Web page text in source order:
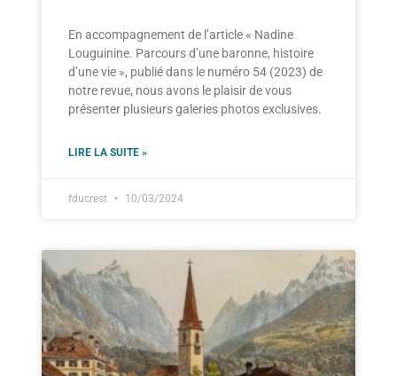
En accompagnement de l’article « Nadine
Louguinine. Parcours d’une baronne, histoire
d’une vie », publié dans le numéro 54 (2023) de
notre revue, nous avons le plaisir de vous
présenter plusieurs galeries photos exclusives.
LIRE LA SUITE »
fducrest 10/03/2024